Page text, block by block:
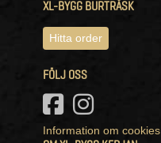
XL-BYGG BURTRÄSK
Hitta order
FÖLJ OSS
Information om cookies